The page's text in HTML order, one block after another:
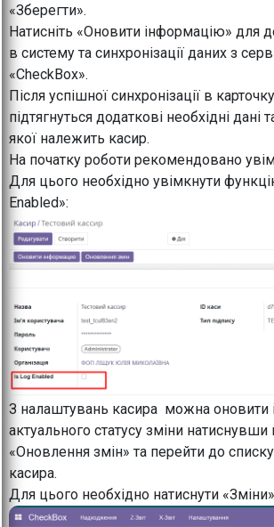
«Зберегти».
Натисніть «Оновити інформацію» для
в систему та синхронізації даних з
«CheckBox».
Після успішної синхронізації в
підтягнуться додаткові необхідні дані
якої належить касир.
На початку роботи рекомендовано
Для цього необхідно увімкнути
Enabled»:
З налаштувань касира можна оновити
актуального статусу зміни натиснувши
«Оновлення змін» та перейти до
касира.
Для цього необхідно натиснути